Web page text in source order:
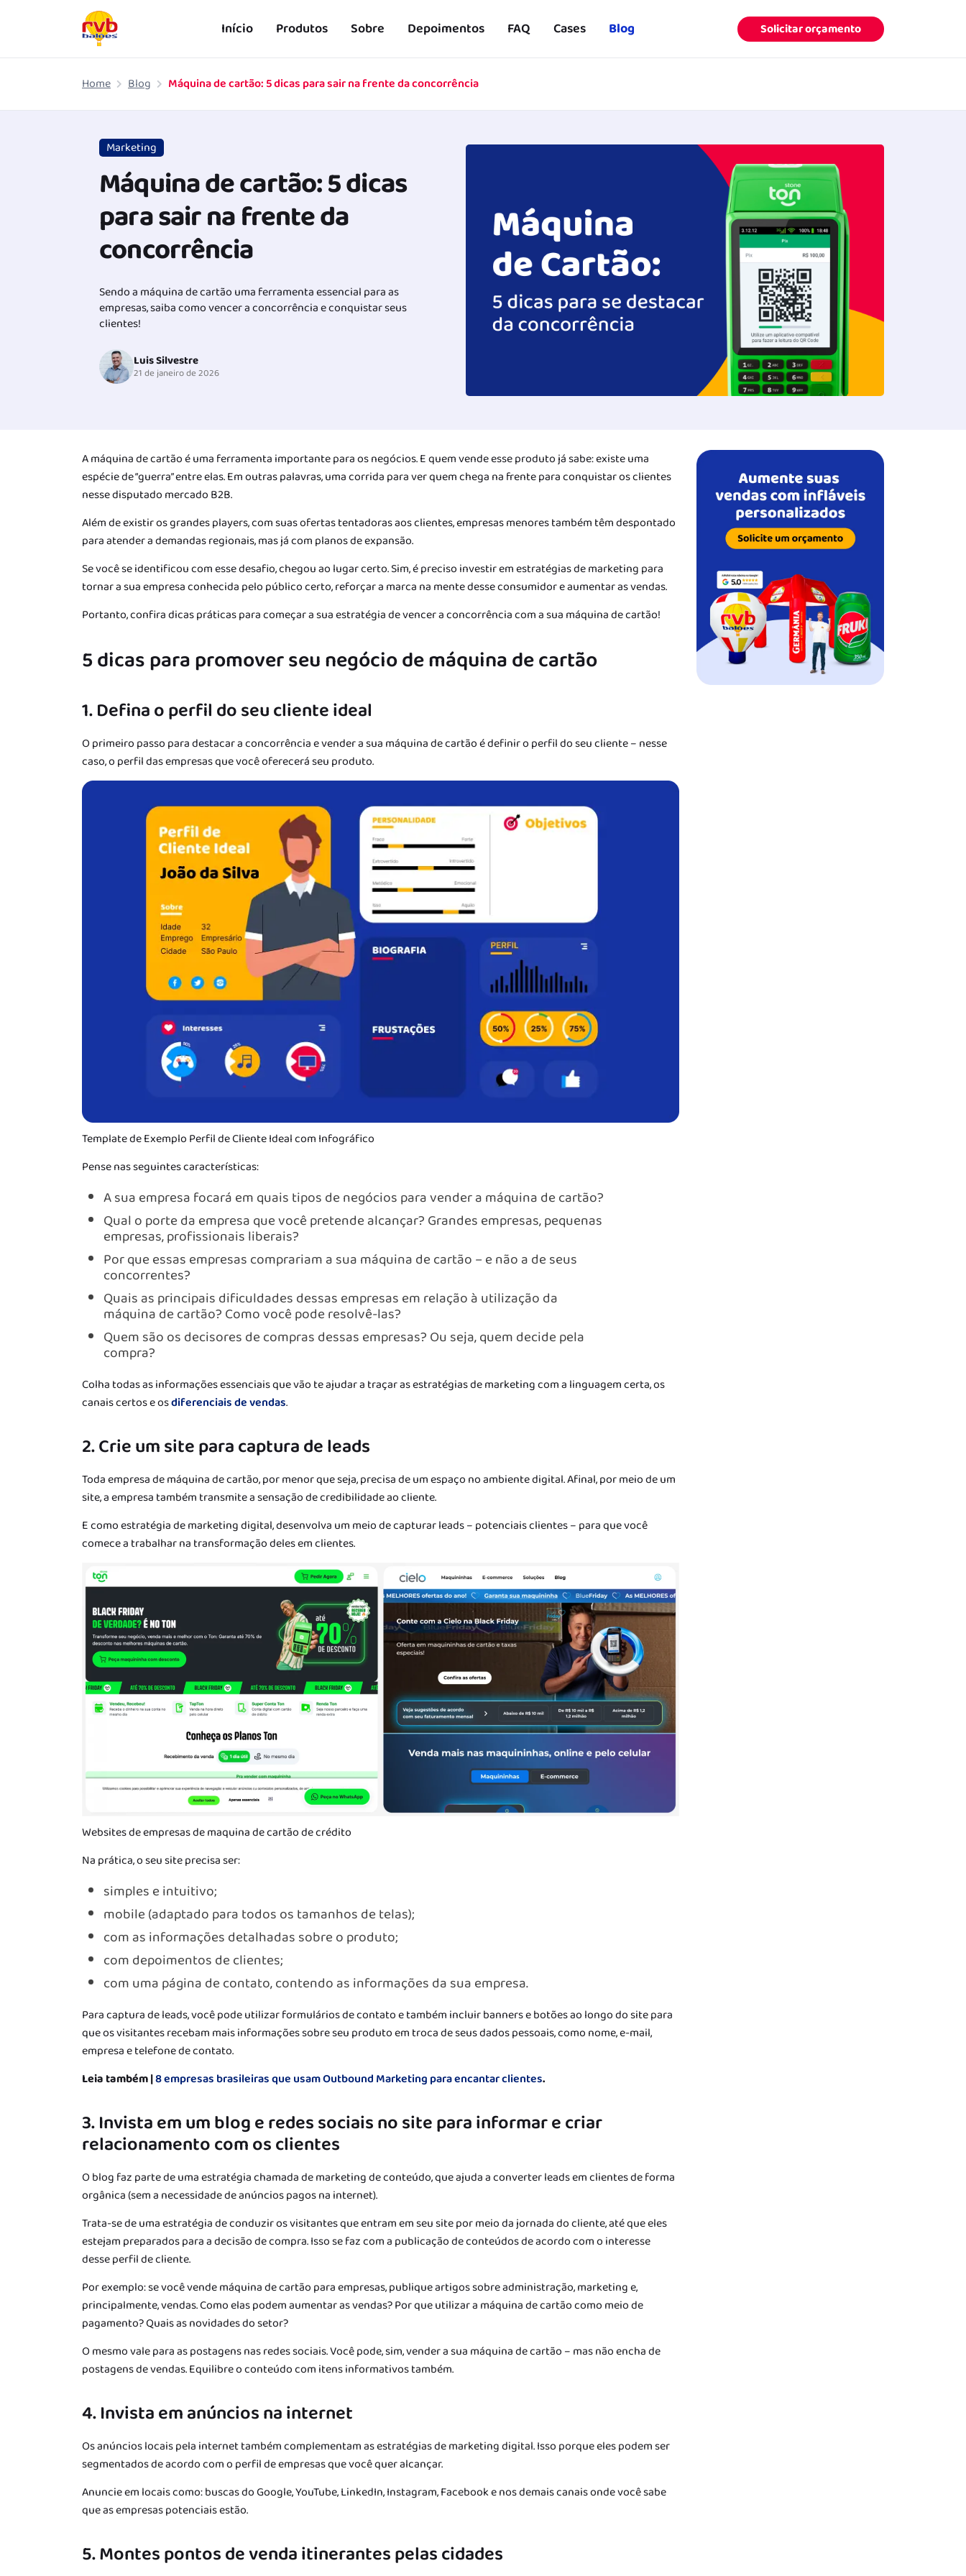
Início Produtos Sobre Depoimentos FAQ Cases Blog Solicitar orçamento
Home Blog Máquina de cartão: 5 dicas para sair na frente da concorrência
Marketing
Máquina de cartão: 5 dicas
para sair na frente da
concorrência
Sendo a máquina de cartão uma ferramenta essencial para as
empresas, saiba como vencer a concorrência e conquistar seus
clientes!
Luis Silvestre
21 de janeiro de 2026
A máquina de cartão é uma ferramenta importante para os negócios. E quem vende esse produto já sabe: existe uma
espécie de “guerra” entre elas. Em outras palavras, uma corrida para ver quem chega na frente para conquistar os clientes
nesse disputado mercado B2B.
Além de existir os grandes players, com suas ofertas tentadoras aos clientes, empresas menores também têm despontado
para atender a demandas regionais, mas já com planos de expansão.
Se você se identificou com esse desafio, chegou ao lugar certo. Sim, é preciso investir em estratégias de marketing para
tornar a sua empresa conhecida pelo público certo, reforçar a marca na mente desse consumidor e aumentar as vendas.
Portanto, confira dicas práticas para começar a sua estratégia de vencer a concorrência com a sua máquina de cartão!
5 dicas para promover seu negócio de máquina de cartão
1. Defina o perfil do seu cliente ideal
O primeiro passo para destacar a concorrência e vender a sua máquina de cartão é definir o perfil do seu cliente – nesse
caso, o perfil das empresas que você oferecerá seu produto.
Template de Exemplo Perfil de Cliente Ideal com Infográfico
Pense nas seguintes características:
A sua empresa focará em quais tipos de negócios para vender a máquina de cartão?
Qual o porte da empresa que você pretende alcançar? Grandes empresas, pequenas
empresas, profissionais liberais?
Por que essas empresas comprariam a sua máquina de cartão – e não a de seus
concorrentes?
Quais as principais dificuldades dessas empresas em relação à utilização da
máquina de cartão? Como você pode resolvê-las?
Quem são os decisores de compras dessas empresas? Ou seja, quem decide pela
compra?
Colha todas as informações essenciais que vão te ajudar a traçar as estratégias de marketing com a linguagem certa, os
canais certos e osdiferenciais de vendas.
2. Crie um site para captura de leads
Toda empresa de máquina de cartão, por menor que seja, precisa de um espaço no ambiente digital. Afinal, por meio de um
site, a empresa também transmite a sensação de credibilidade ao cliente.
E como estratégia de marketing digital, desenvolva um meio de capturar leads – potenciais clientes – para que você
comece a trabalhar na transformação deles em clientes.
Websites de empresas de maquina de cartão de crédito
Na prática, o seu site precisa ser:
simples e intuitivo;
mobile (adaptado para todos os tamanhos de telas);
com as informações detalhadas sobre o produto;
com depoimentos de clientes;
com uma página de contato, contendo as informações da sua empresa.
Para captura de leads, você pode utilizar formulários de contato e também incluir banners e botões ao longo do site para
que os visitantes recebam mais informações sobre seu produto em troca de seus dados pessoais, como nome, e-mail,
empresa e telefone de contato.
Leia também |8 empresas brasileiras que usam Outbound Marketing para encantar clientes.
3. Invista em um blog e redes sociais no site para informar e criar
relacionamento com os clientes
O blog faz parte de uma estratégia chamada de marketing de conteúdo, que ajuda a converter leads em clientes de forma
orgânica (sem a necessidade de anúncios pagos na internet).
Trata-se de uma estratégia de conduzir os visitantes que entram em seu site por meio da jornada do cliente, até que eles
estejam preparados para a decisão de compra. Isso se faz com a publicação de conteúdos de acordo com o interesse
desse perfil de cliente.
Por exemplo: se você vende máquina de cartão para empresas, publique artigos sobre administração, marketing e,
principalmente, vendas. Como elas podem aumentar as vendas? Por que utilizar a máquina de cartão como meio de
pagamento? Quais as novidades do setor?
O mesmo vale para as postagens nas redes sociais. Você pode, sim, vender a sua máquina de cartão – mas não encha de
postagens de vendas. Equilibre o conteúdo com itens informativos também.
4. Invista em anúncios na internet
Os anúncios locais pela internet também complementam as estratégias de marketing digital. Isso porque eles podem ser
segmentados de acordo com o perfil de empresas que você quer alcançar.
Anuncie em locais como: buscas do Google, YouTube, LinkedIn, Instagram, Facebook e nos demais canais onde você sabe
que as empresas potenciais estão.
5. Montes pontos de venda itinerantes pelas cidades